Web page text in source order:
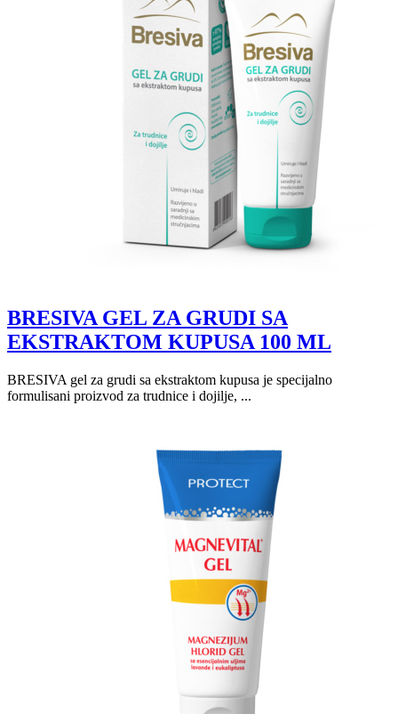
BRESIVA GEL ZA GRUDI SA
EKSTRAKTOM KUPUSA 100 ML
BRESIVA gel za grudi sa ekstraktom kupusa je specijalno
formulisani proizvod za trudnice i dojilje, ...